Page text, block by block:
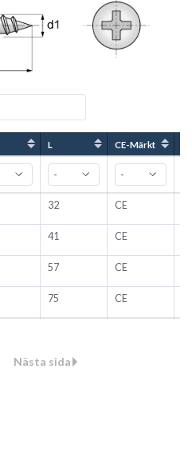
L CE-Märkt
32 CE
41 CE
57 CE
75 CE
Nästa sida